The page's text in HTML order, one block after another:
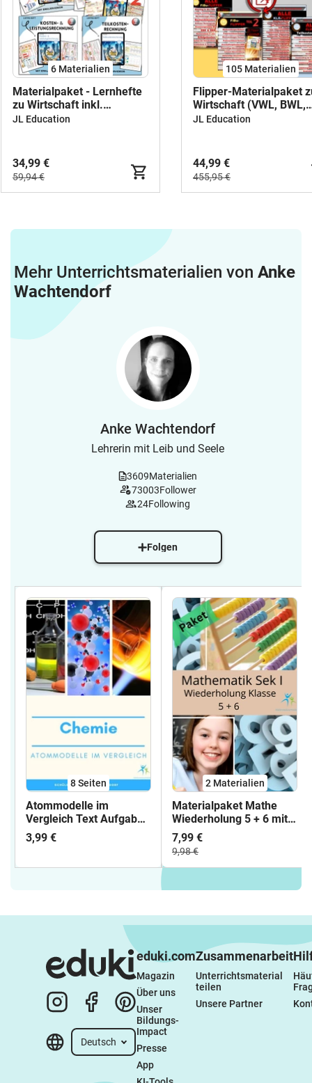
6 Materialien
Materialpaket - Lernhefte
zu Wirtschaft inkl.
Lösungshefte
JL Education
34,99 €
59,94 €
105 Materialien
Flipper-Materialpaket
Wirtschaft (VWL, BWL,
FiBu, KLR)
JL Education
44,99 €
455,95 €
Mehr Unterrichtsmaterialien von Anke
Wachtendorf
Anke Wachtendorf
Lehrerin mit Leib und Seele
3609Materialien
73003Follower
24Following
Folgen
8Seiten
Atommodelle im
Vergleich Text Aufgaben
Lösung
3,99 €
2 Materialien
Materialpaket Mathe
Wiederholung 5 + 6 mit
Lösung
7,99 €
9,98 €
Deutsch
eduki.com
Magazin
Über uns
Unser
Bildungs-
Impact
Presse
App
Zusammenarbeit
Unterrichtsmaterial
teilen
Unsere Partner